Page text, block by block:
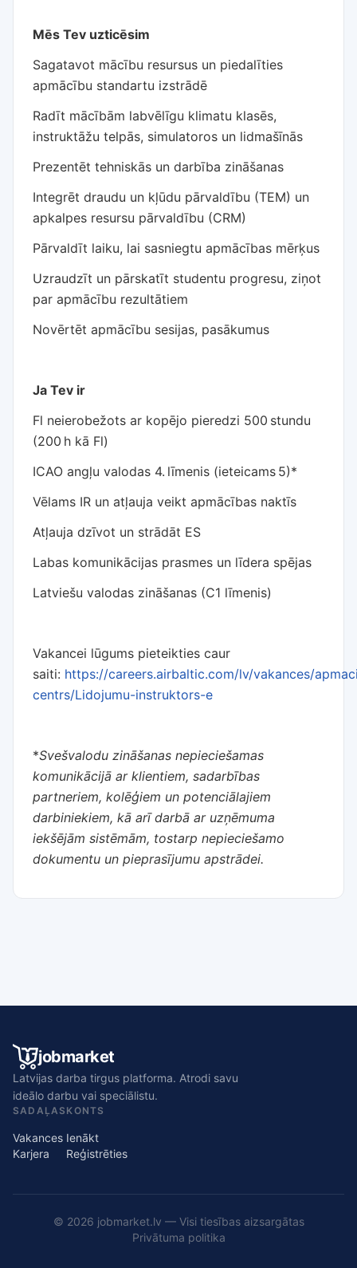
Mēs Tev uzticēsim
Sagatavot mācību resursus un piedalīties
apmācību standartu izstrādē
Radīt mācībām labvēlīgu klimatu klasēs,
instruktāžu telpās, simulatoros un lidmašīnās
Prezentēt tehniskās un darbība zināšanas
Integrēt draudu un kļūdu pārvaldību (TEM) un
apkalpes resursu pārvaldību (CRM)
Pārvaldīt laiku, lai sasniegtu apmācības mērķus
Uzraudzīt un pārskatīt studentu progresu, ziņot
par apmācību rezultātiem
Novērtēt apmācību sesijas, pasākumus
Ja Tev ir
Fl neierobežots ar kopējo pieredzi 500 stundu
(200 h kā Fl)
ICAO angļu valodas 4. līmenis (ieteicams 5)*
Vēlams IR un atļauja veikt apmācības naktīs
Atļauja dzīvot un strādāt ES
Labas komunikācijas prasmes un līdera spējas
Latviešu valodas zināšanas (C1 līmenis)
Vakancei lūgums pieteikties caur
saiti: https://careers.airbaltic.com/lv/vakances/
centrs/Lidojumu-instruktors-e
*Svešvalodu zināšanas nepieciešamas
komunikācijā ar klientiem, sadarbības
partneriem, kolēģiem un potenciālajiem
darbiniekiem, kā arī darbā ar uzņēmuma
iekšējām sistēmām, tostarp nepieciešamo
dokumentu un pieprasījumu apstrādei.
jobmarket
Latvijas darba tirgus platforma. Atrodi savu
ideālo darbu vai speciālistu.
SADAĻAS
Vakances
Karjera
KONTS
Ienākt
Reģistrēties
© 2026 jobmarket.lv — Visi tiesības aizsargātas
Privātuma politika